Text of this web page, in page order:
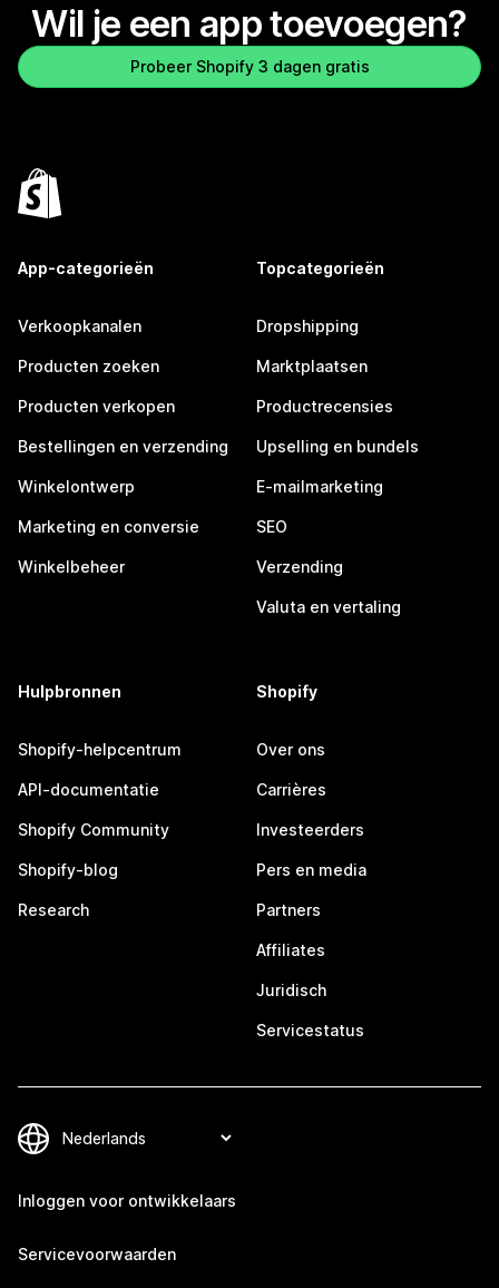
Wil je een app toevoegen?
Probeer Shopify 3 dagen gratis
App-categorieën
Verkoopkanalen
Producten zoeken
Producten verkopen
Bestellingen en verzending
Winkelontwerp
Marketing en conversie
Winkelbeheer
Topcategorieën
Dropshipping
Marktplaatsen
Productrecensies
Upselling en bundels
E-mailmarketing
SEO
Verzending
Valuta en vertaling
Hulpbronnen
Shopify-helpcentrum
API-documentatie
Shopify Community
Shopify-blog
Research
Shopify
Over ons
Carrières
Investeerders
Pers en media
Partners
Affiliates
Juridisch
Servicestatus
Inloggen voor ontwikkelaars
Servicevoorwaarden